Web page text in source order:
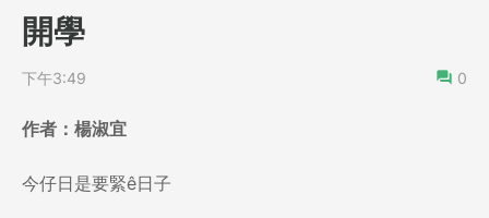
開學
下午3:49 0
作者：楊淑宜
今仔日是要緊ê日子